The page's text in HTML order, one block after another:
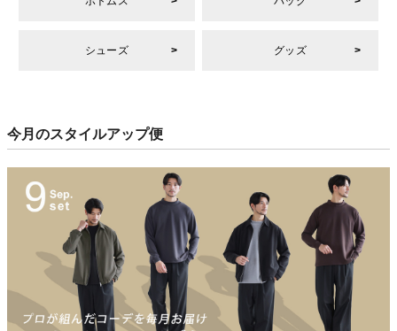
シューズ グッズ
今月のスタイルアップ便